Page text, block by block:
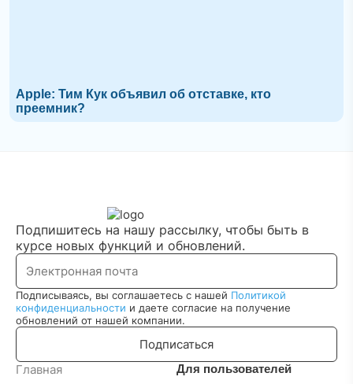
Apple: Тим Кук объявил об отставке, кто
преемник?
Подпишитесь на нашу рассылку, чтобы быть в
курсе новых функций и обновлений.
Подписаться
Подписываясь, вы соглашаетесь с нашей Политикой
конфиденциальности и даете согласие на получение
обновлений от нашей компании.
Главная Для пользователей